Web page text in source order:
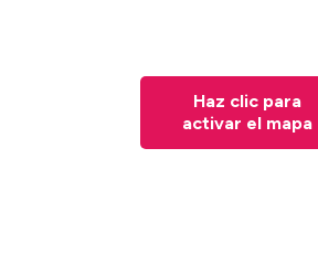
Haz clic para
activar el mapa